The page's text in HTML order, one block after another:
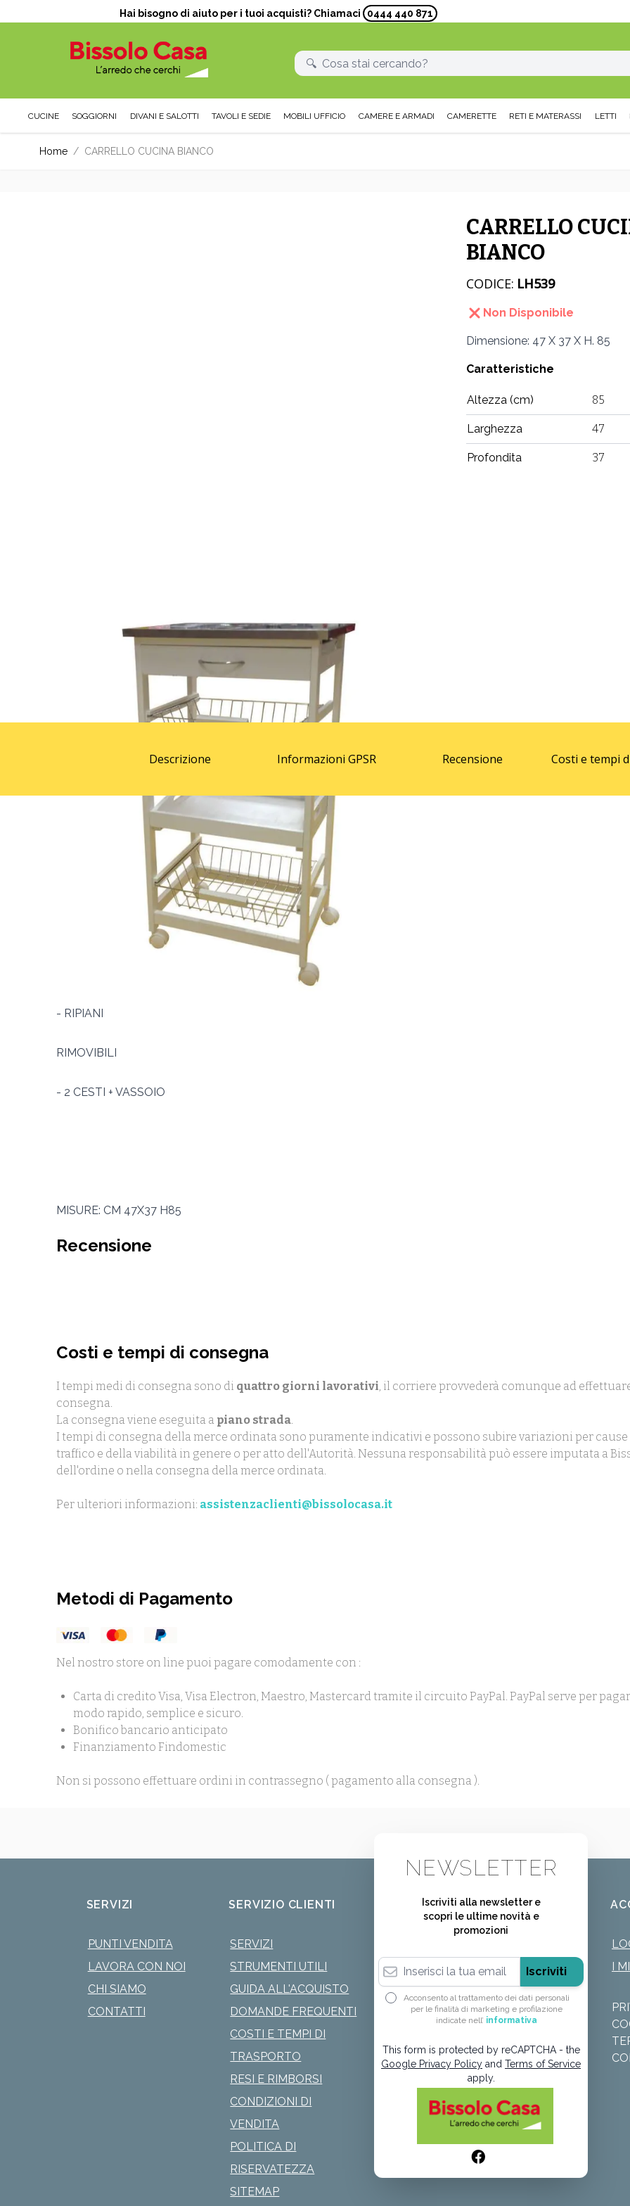
Hai bisogno di aiuto per i tuoi acquisti? Chiamaci 0444 440 871
CUCINE SOGGIORNI DIVANI E SALOTTI TAVOLI E SEDIE MOBILI UFFICIO CAMERE E ARMADI CAMERETTE RETI E MATERASSI LETTI
Home / CARRELLO CUCINA BIANCO
CARRELLO
BIANCO
CODICE: LH539
Non Disponibile
Dimensione: 47 X 37 X H. 85
Caratteristiche
Altezza (cm) 85
Larghezza 47
Profondita 37
Descrizione Informazioni GPSR Recensione Costi e tempi
Descrizione
CARRELLO CUCINA
- COLORE BIANCO
CON PIANO ACCIAIO
- RIPIANI
RIMOVIBILI
- 2 CESTI + VASSOIO
MISURE: CM 47X37 H85
Recensione
Costi e tempi di consegna
I tempi medi di consegna sono di quattro giorni lavorativi, il corriere provvederà comunque ad
consegna.
La consegna viene eseguita a piano strada.
I tempi di consegna della merce ordinata sono puramente indicativi e possono subire variazioni per
traffico e della viabilità in genere o per atto dell'Autorità. Nessuna responsabilità può essere imputata a
dell'ordine o nella consegna della merce ordinata.
Per ulteriori informazioni: assistenzaclienti@bissolocasa.it
Metodi di Pagamento
Nel nostro store on line puoi pagare comodamente con :
Carta di credito Visa, Visa Electron, Maestro, Mastercard tramite il circuito PayPal. PayPal serve per
modo rapido, semplice e sicuro.
Bonifico bancario anticipato
Finanziamento Findomestic
Non si possono effettuare ordini in contrassegno ( pagamento alla consegna ).
SERVIZI
PUNTI VENDITA
LAVORA CON NOI
CHI SIAMO
CONTATTI
SERVIZIO CLIENTI
SERVIZI
STRUMENTI UTILI
GUIDA ALL'ACQUISTO
DOMANDE FREQUENTI
COSTI E TEMPI DI
TRASPORTO
RESI E RIMBORSI
CONDIZIONI DI
VENDITA
POLITICA DI
RISERVATEZZA
SITEMAP
NEWSLETTER
Iscriviti alla newsletter e
scopri le ultime novità e
promozioni
Indirizzo email
Iscriviti
Acconsento al trattamento dei dati personali
per le finalità di marketing e profilazione
indicate nell’ informativa
This form is protected by reCAPTCHA - the
Google Privacy Policy and Terms of Service
apply.
I